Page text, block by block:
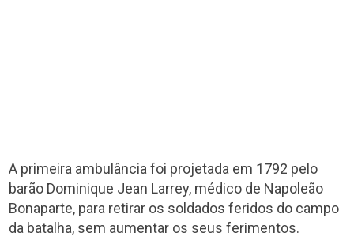
A primeira ambulância foi projetada em 1792 pelo
barão Dominique Jean Larrey, médico de Napoleão
Bonaparte, para retirar os soldados feridos do campo
da batalha, sem aumentar os seus ferimentos.